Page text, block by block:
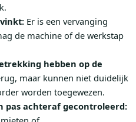
Er is een vervanging
de machine of de werkstap
hebben op de
maar kunnen niet duidelijk
worden toegewezen.
pas achteraf gecontroleerd: